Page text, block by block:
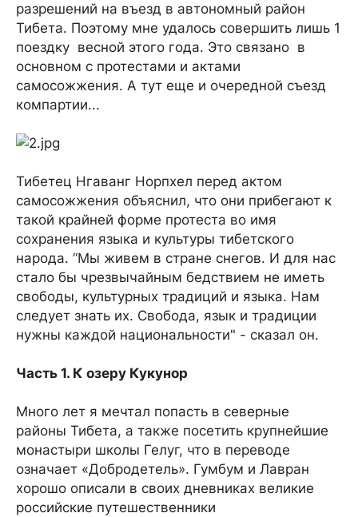
разрешений на въезд в автономный район
Тибета. Поэтому мне удалось совершить лишь 1
поездку весной этого года. Это связано в
основном с протестами и актами
самосожжения. А тут еще и очередной съезд
компартии...
Тибетец Нгаванг Норпхел перед актом
самосожжения объяснил, что они прибегают к
такой крайней форме протеста во имя
сохранения языка и культуры тибетского
народа. “Мы живем в стране снегов. И для нас
стало бы чрезвычайным бедствием не иметь
свободы, культурных традиций и языка. Нам
следует знать их. Свобода, язык и традиции
нужны каждой национальности" - сказал он.
Часть 1. К озеру Кукунор
Много лет я мечтал попасть в северные
районы Тибета, а также посетить крупнейшие
монастыри школы Гелуг, что в переводе
означает «Добродетель». Гумбум и Лавран
хорошо описали в своих дневниках великие
российские путешественники